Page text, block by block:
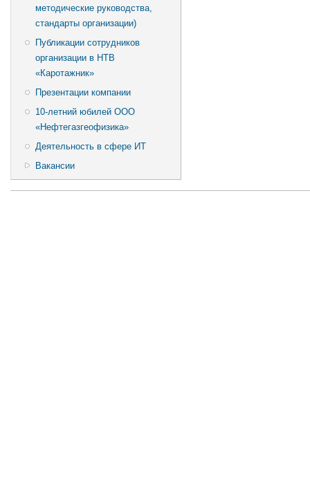
методические руководства,
стандарты организации)
Публикации сотрудников
организации в НТВ
«Каротажник»
Презентации компании
10-летний юбилей ООО
«Нефтегазгеофизика»
Деятельность в сфере ИТ
Вакансии